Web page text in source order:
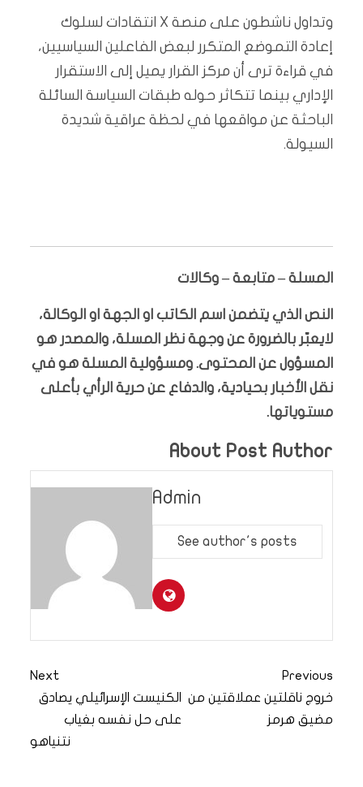
وتداول ناشطون على منصة X انتقادات لسلوك
إعادة التموضع المتكرر لبعض الفاعلين السياسيين،
في قراءة ترى أن مركز القرار يميل إلى الاستقرار
الإداري بينما تتكاثر حوله طبقات السياسة السائلة
الباحثة عن مواقعها في لحظة عراقية شديدة
السيولة.
المسلة – متابعة – وكالات
النص الذي يتضمن اسم الكاتب او الجهة او الوكالة،
لايعبّر بالضرورة عن وجهة نظر المسلة، والمصدر هو
المسؤول عن المحتوى. ومسؤولية المسلة هو في
نقل الأخبار بحيادية، والدفاع عن حرية الرأي بأعلى
مستوياتها.
About Post Author
Admin
See author's posts
Previous
خروج ناقلتين عملاقتين من
مضيق هرمز
Next
الكنيست الإسرائيلي يصادق
على حل نفسه بغياب
نتنياهو